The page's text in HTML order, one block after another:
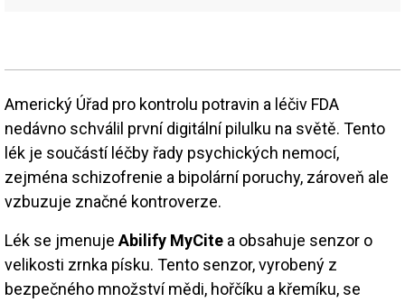
Americký Úřad pro kontrolu potravin a léčiv FDA
nedávno schválil první digitální pilulku na světě. Tento
lék je součástí léčby řady psychických nemocí,
zejména schizofrenie a bipolární poruchy, zároveň ale
vzbuzuje značné kontroverze.
Lék se jmenuje Abilify MyCite a obsahuje senzor o
velikosti zrnka písku. Tento senzor, vyrobený z
bezpečného množství mědi, hořčíku a křemíku, se